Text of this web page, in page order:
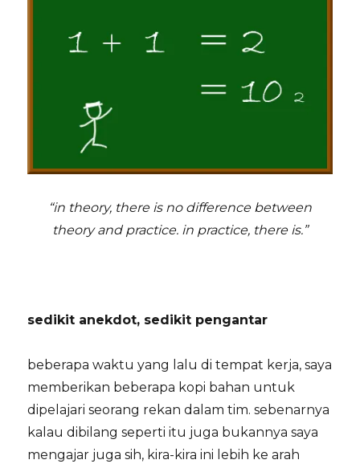
“in theory, there is no difference between
theory and practice. in practice, there is.”
sedikit anekdot, sedikit pengantar
beberapa waktu yang lalu di tempat kerja, saya
memberikan beberapa kopi bahan untuk
dipelajari seorang rekan dalam tim. sebenarnya
kalau dibilang seperti itu juga bukannya saya
mengajar juga sih, kira-kira ini lebih ke arah